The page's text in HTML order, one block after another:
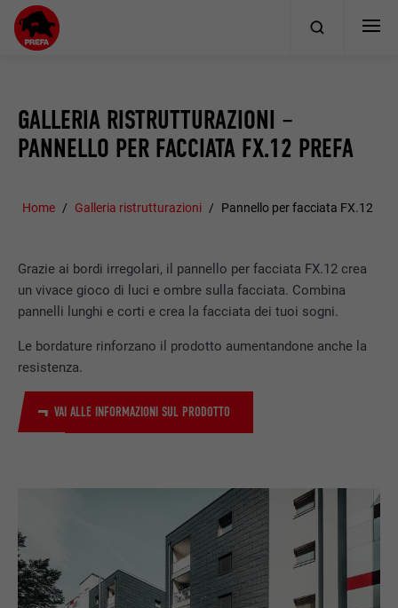
GALLERIA RISTRUTTURAZIONI –
PANNELLO PER FACCIATA FX.12 PREFA
Home Galleria ristrutturazioni Pannello per facciata FX.12
Grazie ai bordi irregolari, il pannello per facciata FX.12 crea
un vivace gioco di luci e ombre sulla facciata. Combina
pannelli lunghi e corti e crea la facciata dei tuoi sogni.
Le bordature rinforzano il prodotto aumentandone anche la
resistenza.
VAI ALLE INFORMAZIONI SUL PRODOTTO